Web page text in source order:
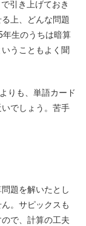
引き上げておき
上、どんな問題
年生のうちは暗算
うこともよく聞
りも、単語カード
でしょう。苦手
題を解いたとし
。サピックスも
で、計算の工夫